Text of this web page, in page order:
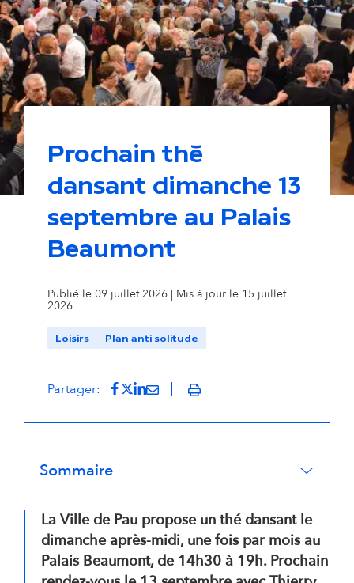
Prochain thé
dansant dimanche 13
septembre au Palais
Beaumont
Publié le 09 juillet 2026 | Mis à jour le 15 juillet
2026
Loisirs Plan anti solitude
Partager: Partager sur Facebook
(s'ouvre dans un nouvel onglet)
Partager sur Twitter
(s'ouvre dans un nouvel onglet)
Partager sur LinkedIn
(s'ouvre dans un nouvel onglet)
Partager par mail
(s'ouvre dans un nouvel
Imprimer
Sommaire
La Ville de Pau propose un thé dansant le
dimanche après-midi, une fois par mois au
Palais Beaumont, de 14h30 à 19h. Prochain